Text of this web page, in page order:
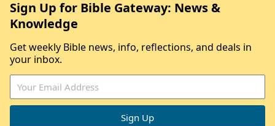
Sign Up for Bible Gateway: News &
Knowledge
Get weekly Bible news, info, reflections, and deals in
your inbox.